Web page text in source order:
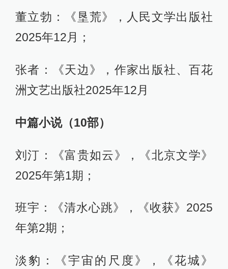
董立勃：《垦荒》，人民文学出版社
2025年12月；
张者：《天边》，作家出版社、百花
洲文艺出版社2025年12月
中篇小说（10部）
刘汀：《富贵如云》，《北京文学》
2025年第1期；
班宇：《清水心跳》，《收获》2025
年第2期；
淡豹：《宇宙的尺度》，《花城》